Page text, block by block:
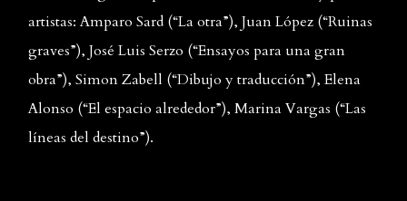
artistas: Amparo Sard (“La otra”), Juan López (“Ruinas
graves”), José Luis Serzo (“Ensayos para una gran
obra”), Simon Zabell (“Dibujo y traducción”), Elena
Alonso (“El espacio alrededor”), Marina Vargas (“Las
líneas del destino”).